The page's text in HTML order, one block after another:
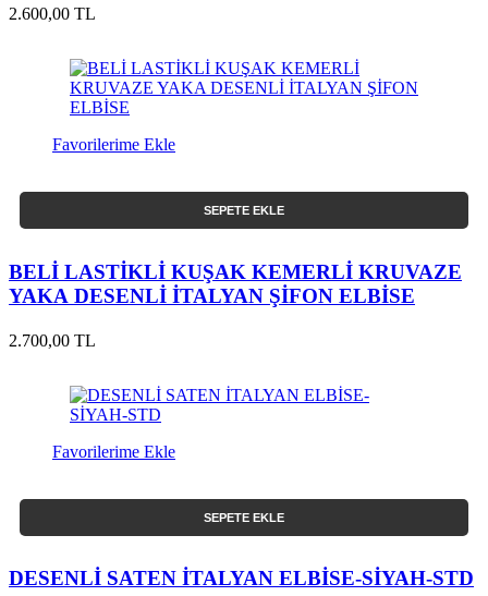
2.600,00 TL
Favorilerime Ekle
SEPETE EKLE
BELİ LASTİKLİ KUŞAK KEMERLİ KRUVAZE
YAKA DESENLİ İTALYAN ŞİFON ELBİSE
2.700,00 TL
Favorilerime Ekle
SEPETE EKLE
DESENLİ SATEN İTALYAN ELBİSE-SİYAH-STD